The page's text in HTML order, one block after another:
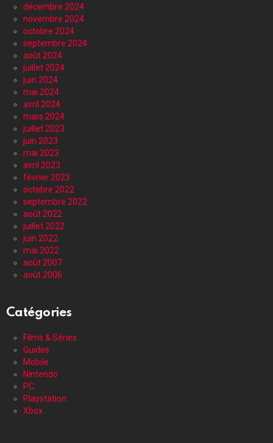
décembre 2024
novembre 2024
octobre 2024
septembre 2024
août 2024
juillet 2024
juin 2024
mai 2024
avril 2024
mars 2024
juillet 2023
juin 2023
mai 2023
avril 2023
février 2023
octobre 2022
septembre 2022
août 2022
juillet 2022
juin 2022
mai 2022
août 2007
août 2006
Catégories
Films & Séries
Guides
Mobile
Nintendo
PC
Playstation
Xbox